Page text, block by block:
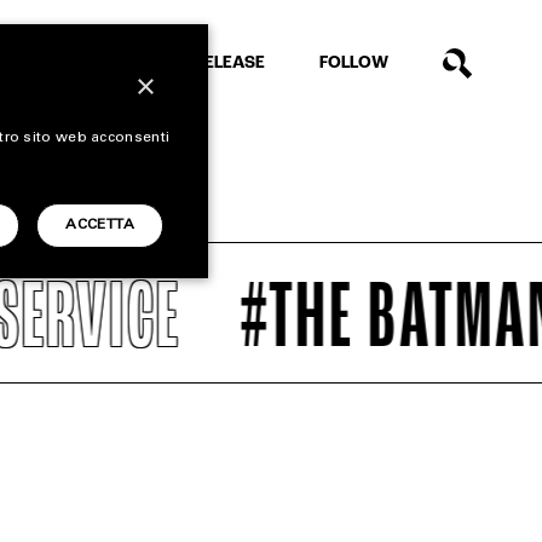
RELEASE FOLLOW
#THE BATMAN
×
sito web acconsenti
ACCETTA